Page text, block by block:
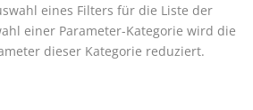
eines Filters für die Liste der
einer Parameter-Kategorie wird die
dieser Kategorie reduziert.